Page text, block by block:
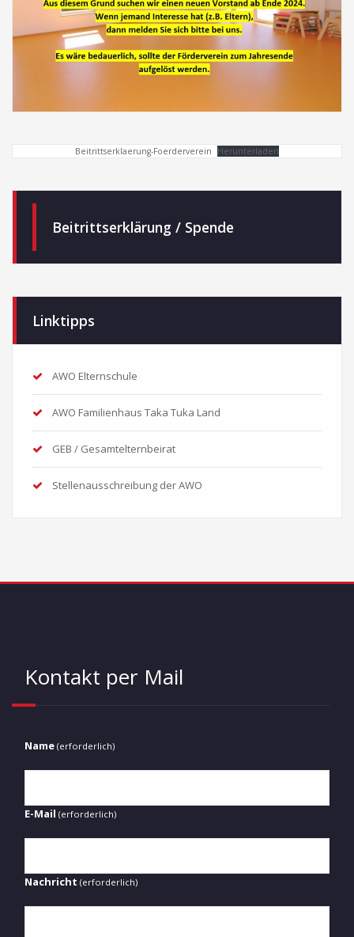
Beitrittserklaerung-Foerderverein Herunterladen
Beitrittserklärung / Spende
Linktipps
AWO Elternschule
AWO Familienhaus Taka Tuka Land
GEB / Gesamtelternbeirat
Stellenausschreibung der AWO
Kontakt per Mail
Name (erforderlich)
E-Mail (erforderlich)
Nachricht (erforderlich)